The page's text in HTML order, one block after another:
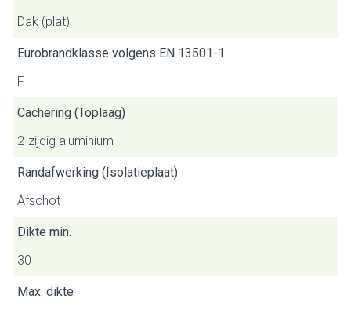
Dak (plat)
Eurobrandklasse volgens EN 13501-1
F
Cachering (Toplaag)
2-zijdig aluminium
Randafwerking (Isolatieplaat)
Afschot
Dikte min.
30
Max. dikte